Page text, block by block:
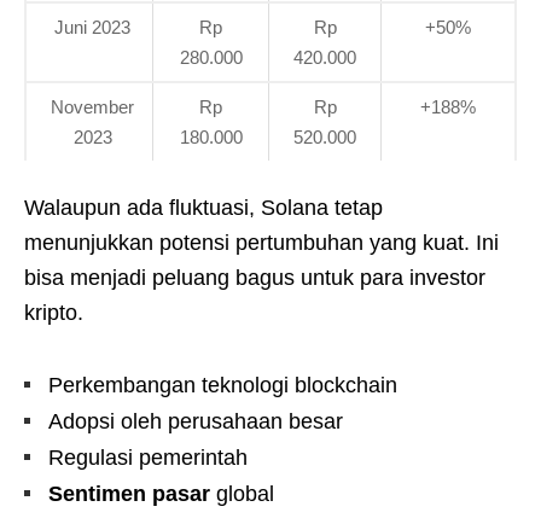
Juni 2023
Rp
280.000
Rp
420.000
+50%
November
2023
Rp
180.000
Rp
520.000
+188%
Walaupun ada fluktuasi, Solana tetap
menunjukkan potensi pertumbuhan yang kuat. Ini
bisa menjadi peluang bagus untuk para investor
kripto.
Perkembangan teknologi blockchain
Adopsi oleh perusahaan besar
Regulasi pemerintah
Sentimen pasar global